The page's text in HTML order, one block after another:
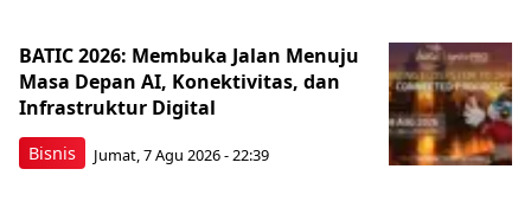
Bisnis
BATIC 2026: Membuka Jalan Menuju
Masa Depan AI, Konektivitas, dan
Infrastruktur Digital
Jumat, 7 Agu 2026 - 22:39